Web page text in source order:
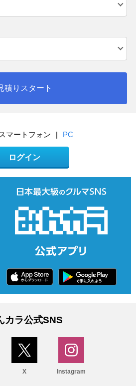
積りスタート
スマートフォン | PC
ログイン
カラ公式SNS
X Instagram